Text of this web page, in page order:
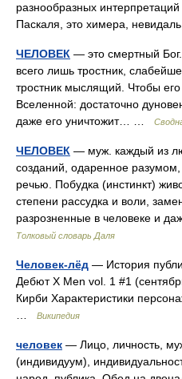
разнообразных
Паскаля, это химера,
ЧЕЛОВЕК — это смертный
всего лишь тростник,
тростник мыслящий. Чтобы
Вселенной: достаточно
даже его уничтожит… …
ЧЕЛОВЕК — муж. каждый из
созданий, одаренное
речью. Побудка (инстинкт)
степени рассудка и воли,
разрозненные в человеке и
Толковый словарь Даля
Человек-лёд — История
Дебют X Men vol. 1 #1
Кирби Характеристики
Википедия
человек — Лицо, личность,
(индивидуум),